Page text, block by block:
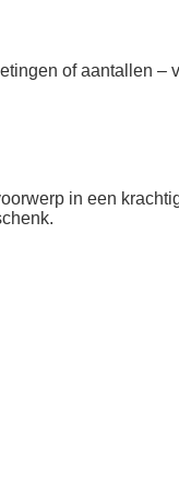
of aantallen –
in een